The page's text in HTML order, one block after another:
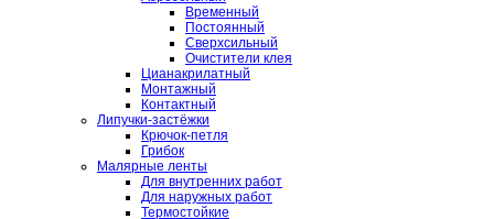
Временный
Постоянный
Сверхсильный
Очистители клея
Цианакрилатный
Монтажный
Контактный
Липучки-застёжки
Крючок-петля
Грибок
Малярные ленты
Для внутренних работ
Для наружных работ
Термостойкие